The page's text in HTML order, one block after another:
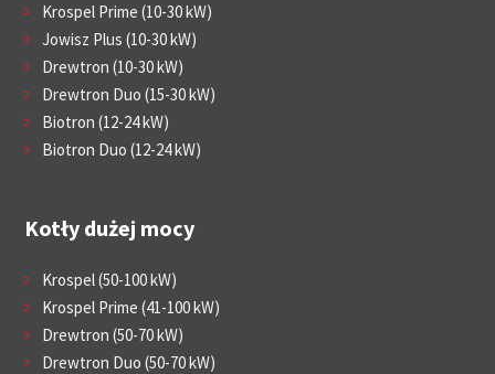
Krospel Prime (10-30 kW)
Jowisz Plus (10-30 kW)
Drewtron (10-30 kW)
Drewtron Duo (15-30 kW)
Biotron (12-24 kW)
Biotron Duo (12-24 kW)
Kotły dużej mocy
Krospel (50-100 kW)
Krospel Prime (41-100 kW)
Drewtron (50-70 kW)
Drewtron Duo (50-70 kW)